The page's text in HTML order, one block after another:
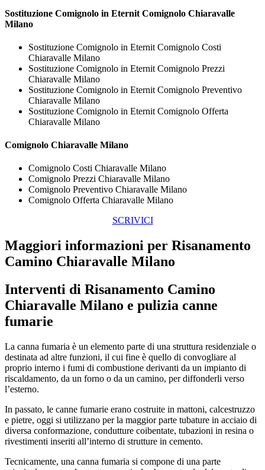
Sostituzione Comignolo in Eternit Comignolo Chiaravalle
Milano
Sostituzione Comignolo in Eternit Comignolo Costi
Chiaravalle Milano
Sostituzione Comignolo in Eternit Comignolo Prezzi
Chiaravalle Milano
Sostituzione Comignolo in Eternit Comignolo Preventivo
Chiaravalle Milano
Sostituzione Comignolo in Eternit Comignolo Offerta
Chiaravalle Milano
Comignolo Chiaravalle Milano
Comignolo Costi Chiaravalle Milano
Comignolo Prezzi Chiaravalle Milano
Comignolo Preventivo Chiaravalle Milano
Comignolo Offerta Chiaravalle Milano
SCRIVICI
Maggiori informazioni per Risanamento
Camino Chiaravalle Milano
Interventi di Risanamento Camino
Chiaravalle Milano e pulizia canne
fumarie
La canna fumaria è un elemento parte di una struttura residenziale o
destinata ad altre funzioni, il cui fine è quello di convogliare al
proprio interno i fumi di combustione derivanti da un impianto di
riscaldamento, da un forno o da un camino, per diffonderli verso
l’esterno.
In passato, le canne fumarie erano costruite in mattoni, calcestruzzo
e pietre, oggi si utilizzano per la maggior parte tubature in acciaio di
diversa conformazione, condutture coibentate, tubazioni in resina o
rivestimenti inseriti all’interno di strutture in cemento.
Tecnicamente, una canna fumaria si compone di una parte